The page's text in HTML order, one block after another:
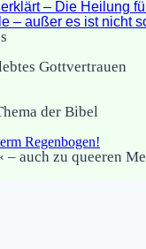
– Die Heilung
– außer es ist nicht
Gottvertrauen
der Bibel
Regenbogen!
– auch zu queeren